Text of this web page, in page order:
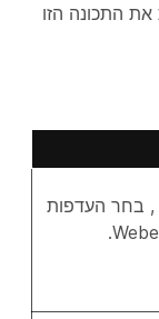
התכונה הזו
, בחר העדפות